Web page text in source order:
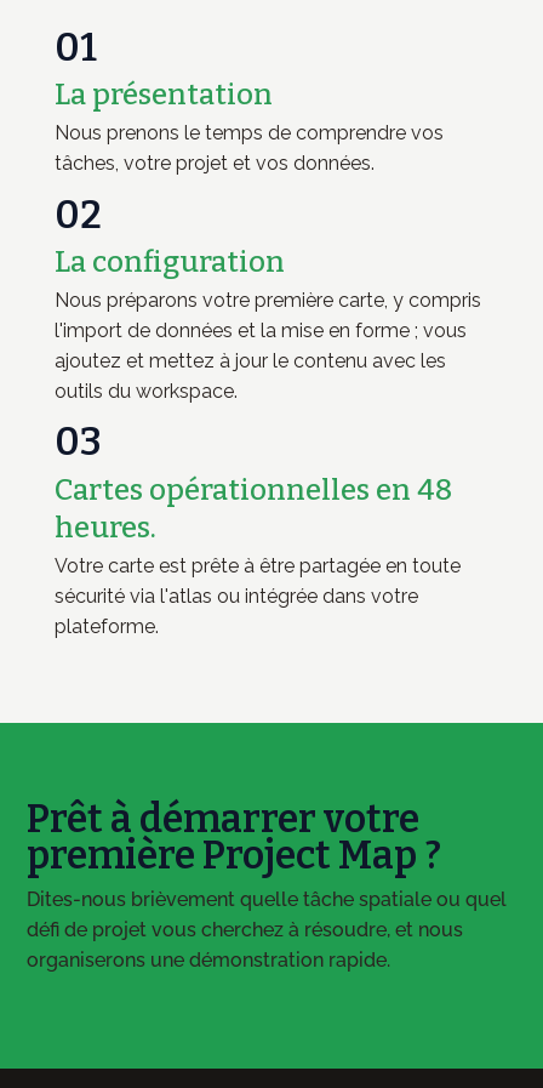
01
La présentation
Nous prenons le temps de comprendre vos
tâches, votre projet et vos données.
02
La configuration
Nous préparons votre première carte, y compris
l'import de données et la mise en forme ; vous
ajoutez et mettez à jour le contenu avec les
outils du workspace.
03
Cartes opérationnelles en 48
heures.
Votre carte est prête à être partagée en toute
sécurité via l'atlas ou intégrée dans votre
plateforme.
Prêt à démarrer votre
première Project Map ?
Dites-nous brièvement quelle tâche spatiale ou quel
défi de projet vous cherchez à résoudre, et nous
organiserons une démonstration rapide.